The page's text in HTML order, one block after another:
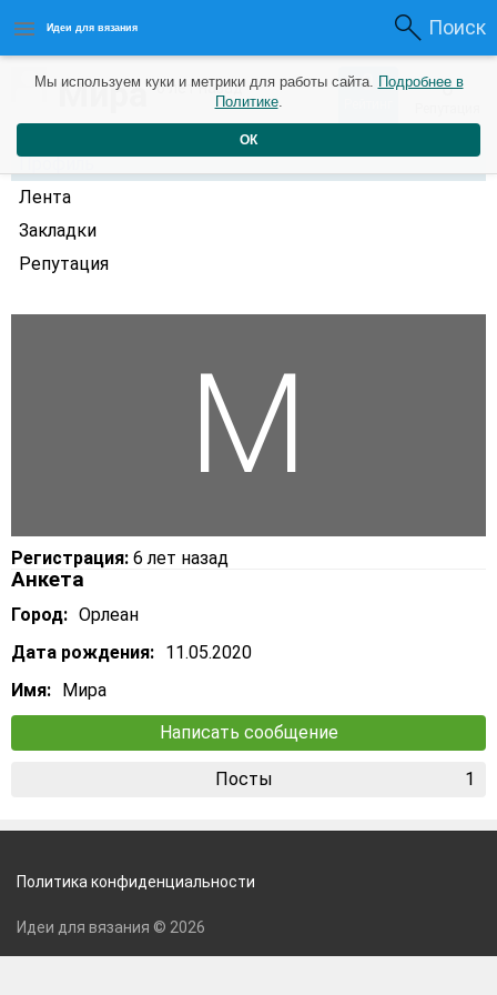
Идеи для вязания Поиск
Мира6 лет назад 0 0
Профиль
Лента
Закладки
Репутация
Регистрация: 6 лет назад
Анкета
Город: Орлеан
Дата рождения: 11.05.2020
Имя: Мира
Написать сообщение
Посты 1
Мы используем куки и метрики для работы сайта. Подробнее в
Политике.
ОК
Политика конфиденциальности
Идеи для вязания © 2026